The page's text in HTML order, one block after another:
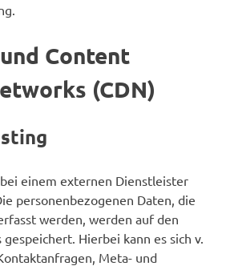
Content
(CDN)
einem externen Dienstleister
personenbezogenen Daten, die
werden, werden auf den
Hierbei kann es sich v.
Meta- und